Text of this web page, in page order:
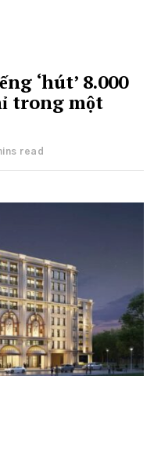
‘hút’ 8.000
trong một
read